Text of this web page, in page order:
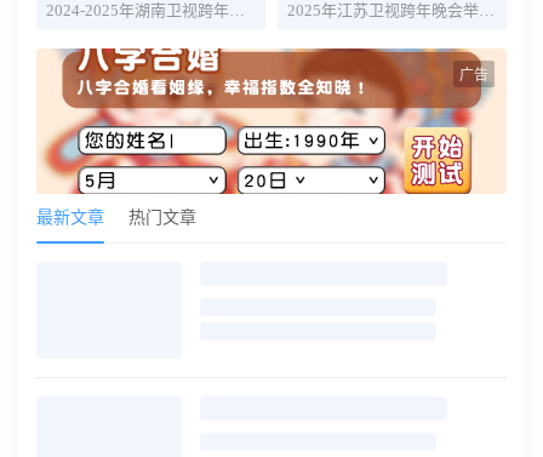
2024-2025年湖南卫视跨年晚会最新消息：主持人+明星嘉宾名单 2025年江苏卫视跨年晚会举办时间 官宣明星阵容名单
广告
最新文章 热门文章